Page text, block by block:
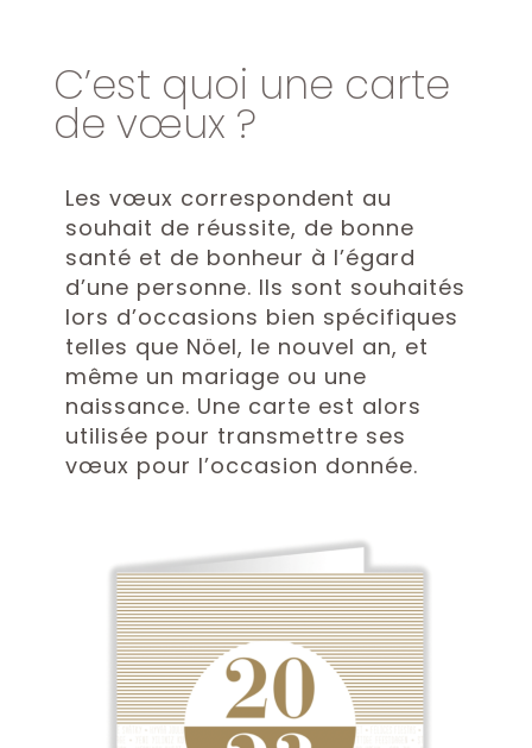
C’est quoi une carte
de vœux ?
Les vœux correspondent au
souhait de réussite, de bonne
santé et de bonheur à l’égard
d’une personne. Ils sont souhaités
lors d’occasions bien spécifiques
telles que Nöel, le nouvel an, et
même un mariage ou une
naissance. Une carte est alors
utilisée pour transmettre ses
vœux pour l’occasion donnée.